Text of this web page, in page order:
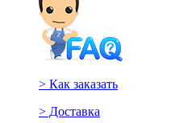
> Как заказать
> Доставка